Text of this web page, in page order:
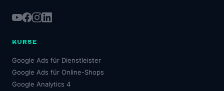
KURSE
Google Ads für Dienstleister
Google Ads für Online-Shops
Google Analytics 4